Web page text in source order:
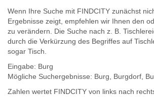
Wenn Ihre Suche mit FINDCITY zunächst
Ergebnisse zeigt, empfehlen wir Ihnen den
zu verändern. Die Suche nach z. B.
durch die Verkürzung des Begriffes auf
sogar Tisch
Eingabe: Burg
Mögliche Suchergebnisse: Burg Burgdorf,
Zahlen wertet FINDCITY von links nach